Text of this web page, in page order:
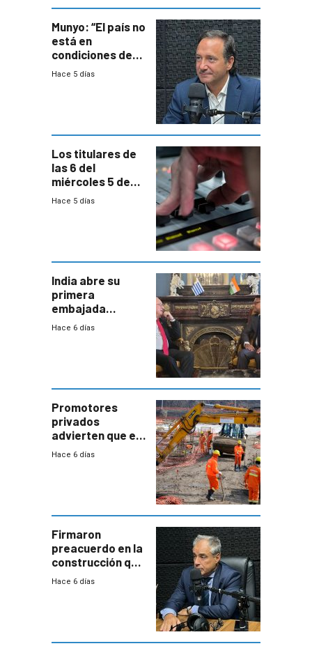
Munyo: “El país no
está en
condiciones de
enfrentar una
Hace 5 días
Los titulares de
las 6 del
miércoles 5 de
agosto de 2026
Hace 5 días
India abre su
primera
embajada
residente en
enorme
potencial
Hace 6 días
Promotores
privados
advierten que el
nuevo convenio
a revisar
proyectos
Hace 6 días
Firmaron
preacuerdo en la
construcción que
comprende
Hace 6 días